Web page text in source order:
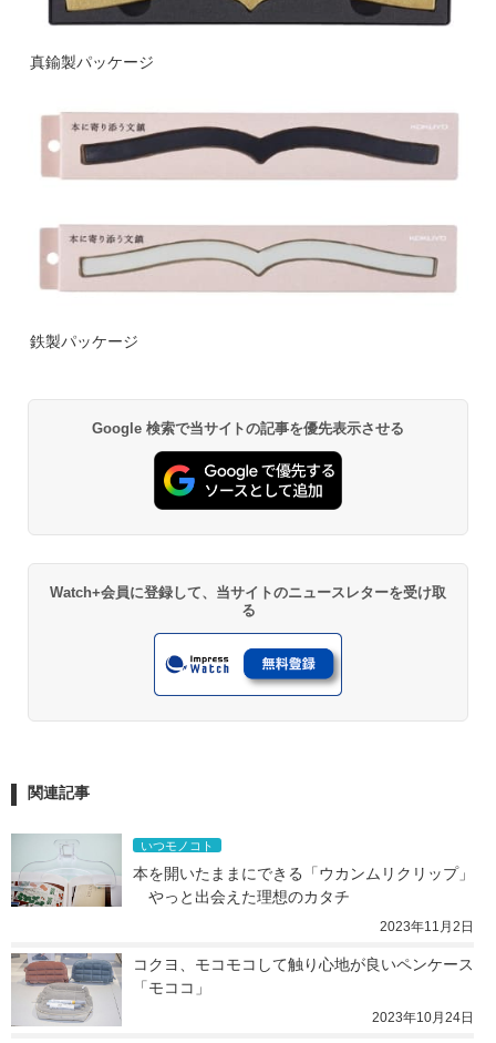
真鍮製パッケージ
鉄製パッケージ
Google 検索で当サイトの記事を優先表示させる
Watch+会員に登録して、当サイトのニュースレターを受け取
る
関連記事
いつモノコト
本を開いたままにできる「ウカンムリクリップ」
やっと出会えた理想のカタチ
2023年11月2日
コクヨ、モコモコして触り心地が良いペンケース
「モココ」
2023年10月24日